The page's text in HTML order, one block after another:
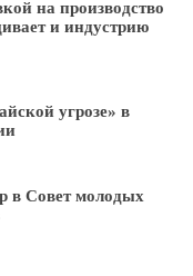
на производство
и индустрию
угрозе» в
в Совет молодых